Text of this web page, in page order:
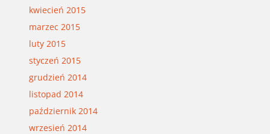
kwiecień 2015
marzec 2015
luty 2015
styczeń 2015
grudzień 2014
listopad 2014
październik 2014
wrzesień 2014